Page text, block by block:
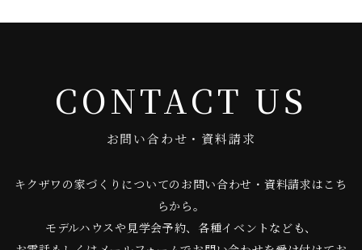
CONTACT US
お問い合わせ・資料請求
キクザワの家づくりについてのお問い合わせ・資料請求はこち
らから。
モデルハウスや見学会予約、各種イベントなども、